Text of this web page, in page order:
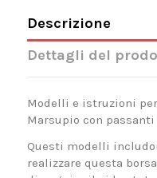
Descrizione
Dettagli del
Modelli e istruzioni
Marsupio con
Questi modelli
realizzare questa